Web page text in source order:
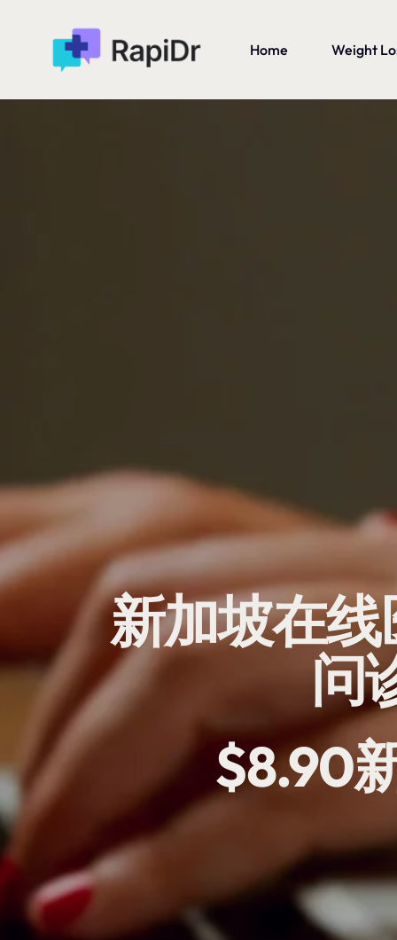
Home Weight
新加坡在线
问
$8.90